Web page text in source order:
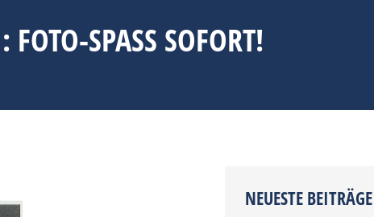
SPASS SOFORT!
NEUESTE BEITRÄGE